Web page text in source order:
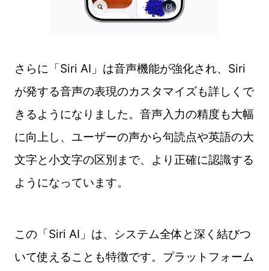
さらに「Siri AI」は音声機能が強化され、Siri
が発する音声の表現のカスタマイズも詳しくで
きるようになりました。音声入力の精度も大幅
に向上し、ユーザーの声から句読点や英語の大
文字と小文字の区別まで、より正確に認識する
ようになっています。
この「Siri AI」は、システム全体と深く結びつ
いて使えることも特徴です。プラットフォーム